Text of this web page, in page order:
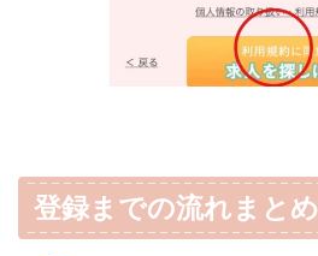
登録までの流れまとめ